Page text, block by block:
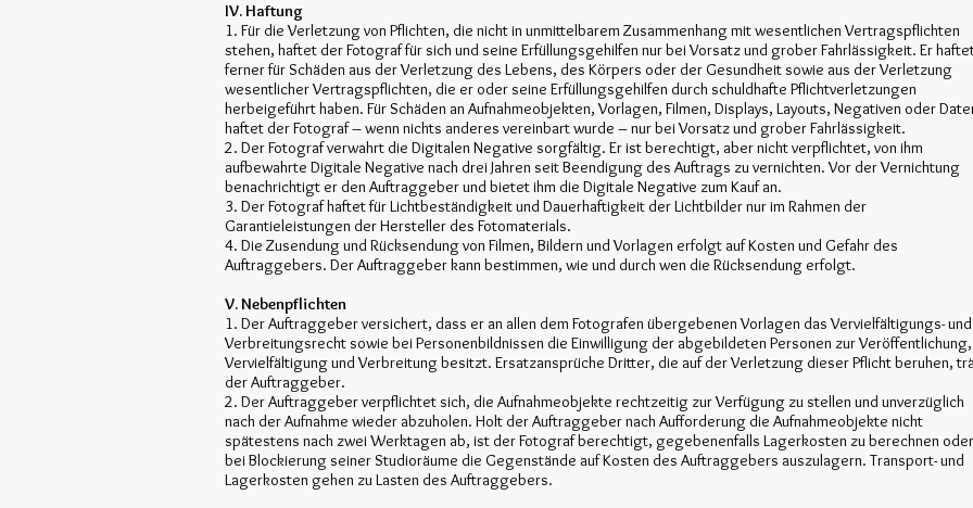
IV. Haftung
1. Für die Verletzung von Pflichten, die nicht in unmittelbarem Zusammenhang mit wesentlichen Vertragspflichten
stehen, haftet der Fotograf für sich und seine Erfüllungsgehilfen nur bei Vorsatz und grober Fahrlässigkeit. Er
ferner für Schäden aus der Verletzung des Lebens, des Körpers oder der Gesundheit sowie aus der Verletzung
wesentlicher Vertragspflichten, die er oder seine Erfüllungsgehilfen durch schuldhafte Pflichtverletzungen
herbeigeführt haben. Für Schäden an Aufnahmeobjekten, Vorlagen, Filmen, Displays, Layouts, Negativen oder
haftet der Fotograf – wenn nichts anderes vereinbart wurde – nur bei Vorsatz und grober Fahrlässigkeit.
2. Der Fotograf verwahrt die Digitalen Negative sorgfältig. Er ist berechtigt, aber nicht verpflichtet, von ihm
aufbewahrte Digitale Negative nach drei Jahren seit Beendigung des Auftrags zu vernichten. Vor der Vernichtung
benachrichtigt er den Auftraggeber und bietet ihm die Digitale Negative zum Kauf an.
3. Der Fotograf haftet für Lichtbeständigkeit und Dauerhaftigkeit der Lichtbilder nur im Rahmen der
Garantieleistungen der Hersteller des Fotomaterials.
4. Die Zusendung und Rücksendung von Filmen, Bildern und Vorlagen erfolgt auf Kosten und Gefahr des
Auftraggebers. Der Auftraggeber kann bestimmen, wie und durch wen die Rücksendung erfolgt.
V. Nebenpflichten
1. Der Auftraggeber versichert, dass er an allen dem Fotografen übergebenen Vorlagen das Vervielfältigungs- und
Verbreitungsrecht sowie bei Personenbildnissen die Einwilligung der abgebildeten Personen zur Veröffentlichung,
Vervielfältigung und Verbreitung besitzt. Ersatzansprüche Dritter, die auf der Verletzung dieser Pflicht beruhen,
der Auftraggeber.
2. Der Auftraggeber verpflichtet sich, die Aufnahmeobjekte rechtzeitig zur Verfügung zu stellen und unverzüglich
nach der Aufnahme wieder abzuholen. Holt der Auftraggeber nach Aufforderung die Aufnahmeobjekte nicht
spätestens nach zwei Werktagen ab, ist der Fotograf berechtigt, gegebenenfalls Lagerkosten zu berechnen oder
bei Blockierung seiner Studioräume die Gegenstände auf Kosten des Auftraggebers auszulagern. Transport- und
Lagerkosten gehen zu Lasten des Auftraggebers.